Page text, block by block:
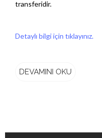
transferidir.
Detaylı bilgi için tıklayınız.
DEVAMINI OKU